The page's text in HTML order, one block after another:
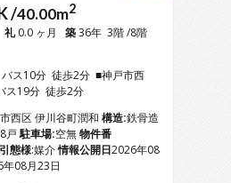
2
3
5
7
8
9
10
/40.00m2
礼0.0 ヶ月 築36年 3階 /8階
ス10分 徒歩2分 ■神戸市西
ス19分 徒歩2分
西区 伊川谷町潤和 構造:鉄骨造
戸駐車場:空無物件番
態様:媒介情報公開日2026年08
08月23日